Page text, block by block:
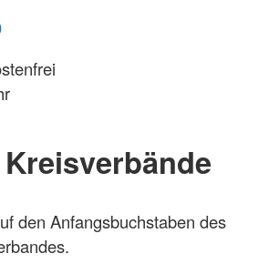
den Anfangsbuchstaben des